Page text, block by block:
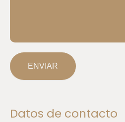
ENVIAR
Datos de contacto